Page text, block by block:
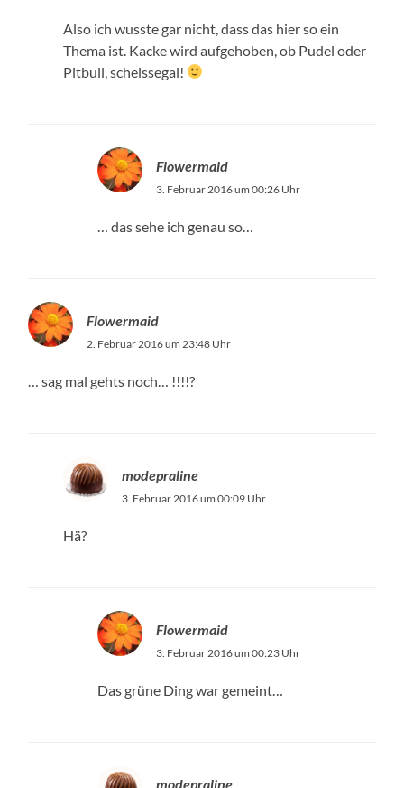
Also ich wusste gar nicht, dass das hier so ein
Thema ist. Kacke wird aufgehoben, ob Pudel oder
Pitbull, scheissegal!
Flowermaid
3. Februar 2016 um 00:26 Uhr
… das sehe ich genau so…
Flowermaid
2. Februar 2016 um 23:48 Uhr
… sag mal gehts noch… !!!!?
modepraline
3. Februar 2016 um 00:09 Uhr
Hä?
Flowermaid
3. Februar 2016 um 00:23 Uhr
Das grüne Ding war gemeint…
modepraline